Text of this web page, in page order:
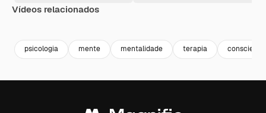
Vídeos relacionados
psicologia mente mentalidade terapia